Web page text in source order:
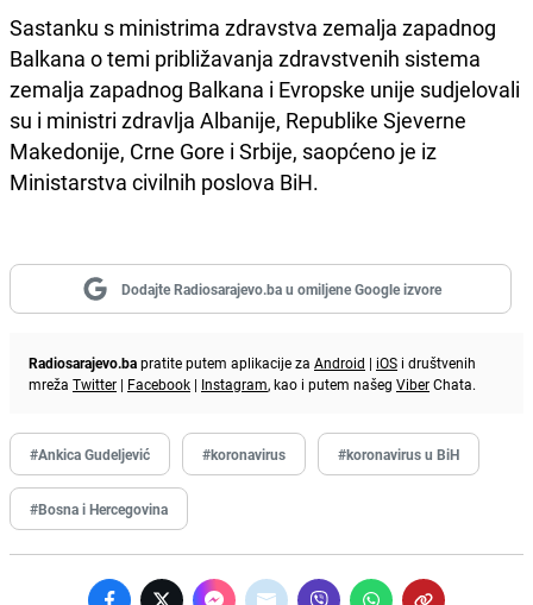
Sastanku s ministrima zdravstva zemalja zapadnog
Balkana o temi približavanja zdravstvenih sistema
zemalja zapadnog Balkana i Evropske unije sudjelovali
su i ministri zdravlja Albanije, Republike Sjeverne
Makedonije, Crne Gore i Srbije, saopćeno je iz
Ministarstva civilnih poslova BiH.
Dodajte Radiosarajevo.ba u omiljene Google izvore
Radiosarajevo.bapratite putem aplikacije za Android | iOS i društvenih
mreža Twitter | Facebook | Instagram, kao i putem našeg ViberChata.
#Ankica Gudeljević #koronavirus #koronavirus u BiH
#Bosna i Hercegovina